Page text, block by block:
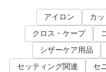
アイロン カ
クロス・ケープ
シザーケア用品
セッティング関連
セ